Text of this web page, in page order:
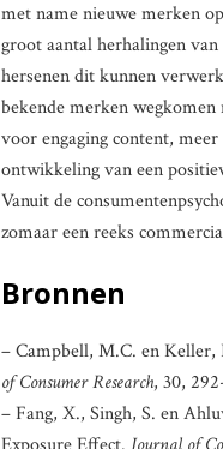
met name nieuwe merken
groot aantal herhalingen
hersenen dit kunnen
bekende merken
voor engaging content,
ontwikkeling van een
Vanuit de
zomaar een reeks
Bronnen
– Campbell, M.C. en
of Consumer Research, 30,
– Fang, X., Singh, S. en